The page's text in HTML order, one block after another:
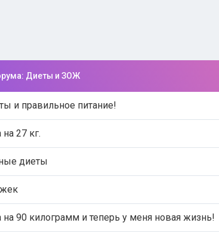
Диеты и ЗОЖ
и правильное питание!
27 кг.
диеты
на 90 килограмм и теперь у меня новая жизнь!